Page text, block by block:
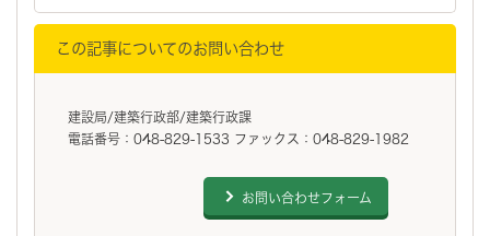
この記事についてのお問い合わせ
建設局/建築行政部/建築行政課
電話番号：048-829-1533 ファックス：048-829-1982
お問い合わせフォーム